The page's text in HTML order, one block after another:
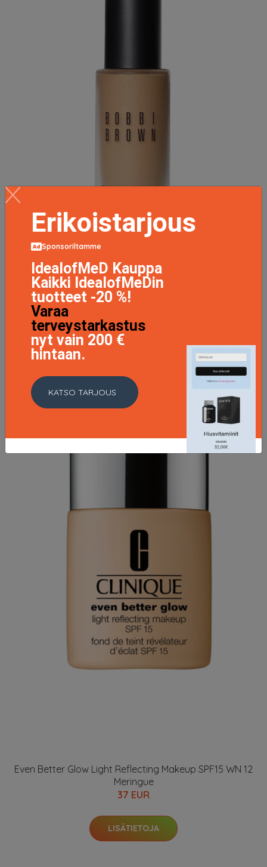
Bobbi Brown Skin Long-Wear Weightless Foundation
SPF15 30 ml ─ Cool Sand
46.9 EUR
Even Better Glow Light Reflecting Makeup SPF15 WN 12
Meringue
37 EUR
LISÄTIETOJA
Erikoistarjous
Sponsoriltamme
IdealofMeD Kauppa
Kaikki IdealofMeDin
tuotteet -20 %!
Varaa
terveystarkastus
nyt vain 200 €
hintaan.
KATSO TARJOUS